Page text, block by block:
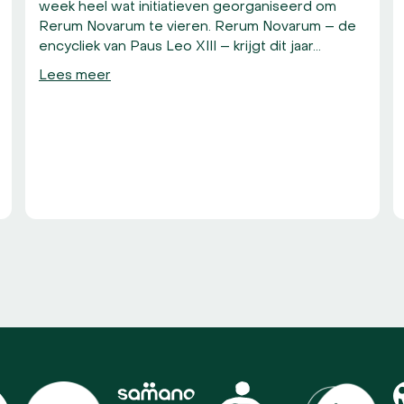
week heel wat initiatieven georganiseerd om
Rerum Novarum te vieren. Rerum Novarum – de
encycliek van Paus Leo XIII – krijgt dit jaar…
Lees meer